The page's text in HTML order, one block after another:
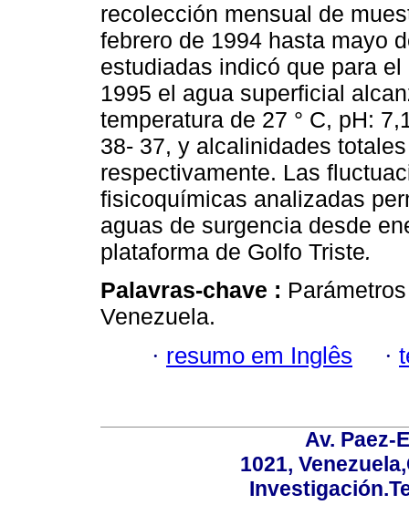
recolección mensual de
febrero de 1994 hasta mayo
estudiadas indicó que para
1995 el agua superficial
temperatura de 27 ° C, pH:
38- 37, y alcalinidades
respectivamente. Las
fisicoquímicas analizadas
aguas de surgencia desde
plataforma de Golfo Triste.
Palavras-chave :
Venezuela.
· resumo em Inglês ·
Av. Paez-
1021,